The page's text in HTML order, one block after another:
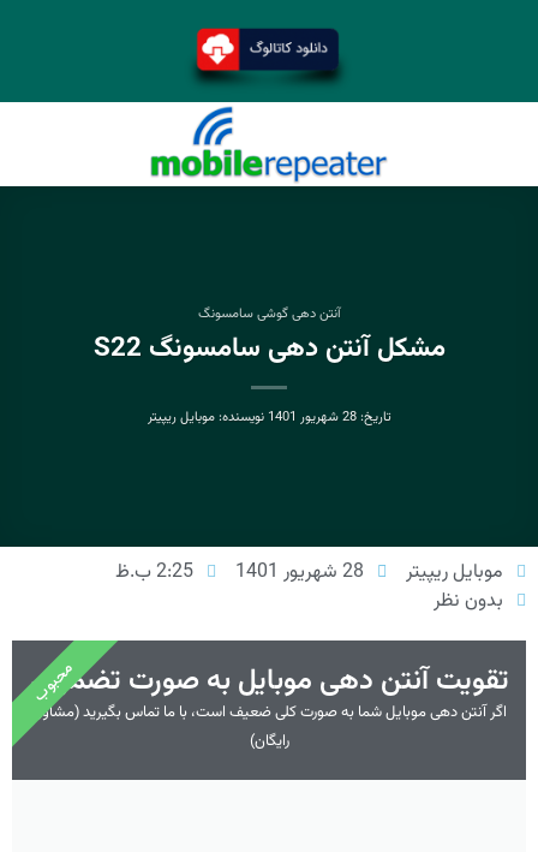
آنتن دهی گوشی سامسونگ
مشکل آنتن دهی سامسونگ S22
تاریخ:28 شهریور 1401 نویسنده:موبایل ریپیتر
موبایل ریپیتر 28 شهریور 1401
2:25 ب.ظ
بدون نظر
تقویت آنتن دهی موبایل به صورت تضمینی
اگر آنتن دهی موبایل شما به صورت کلی ضعیف است، با ما تماس بگیرید (مشاوره
رایگان)
محبوب